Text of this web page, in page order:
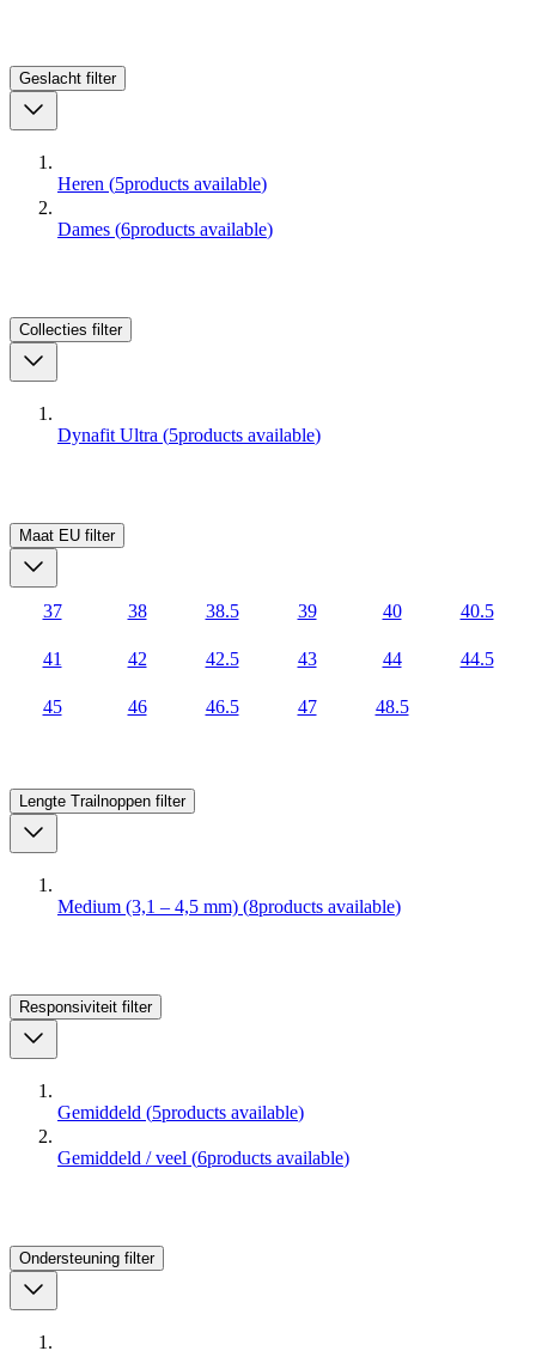
Geslacht filter
Heren (5products available)
Dames (6products available)
Collecties filter
Dynafit Ultra (5products available)
Maat EU filter
37 38 38.5 39 40 40.5
41 42 42.5 43 44 44.5
45 46 46.5 47 48.5
Lengte Trailnoppen filter
Medium (3,1 – 4,5 mm) (8products available)
Responsiviteit filter
Gemiddeld (5products available)
Gemiddeld / veel (6products available)
Ondersteuning filter